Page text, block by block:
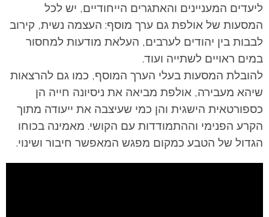
ליעדים המעניינים והאתגרים הייחודיים, יש לכל
המסעות של אולפת גם ערך מוסף: העצמה נשית, קירוב
לבבות בין יהודים לערבים, העלאת מודעות למחסור
במים ראויים לשתייה ועוד.
להובלת המסעות בעלי הערך המוסף, כמו גם להרצאות
שיהא מעבירה, אולפת מביאה את ניסיונה חייה הן
כספורטאית הישגית והן כמי שעיצבה את ייעודה מתוך
הקרע הפנימי וההתמודדות עם הקושי. מאמינה בכוחו
הגדול של הטבע כמקום מפגש המאפשר חיבור ושינוי.